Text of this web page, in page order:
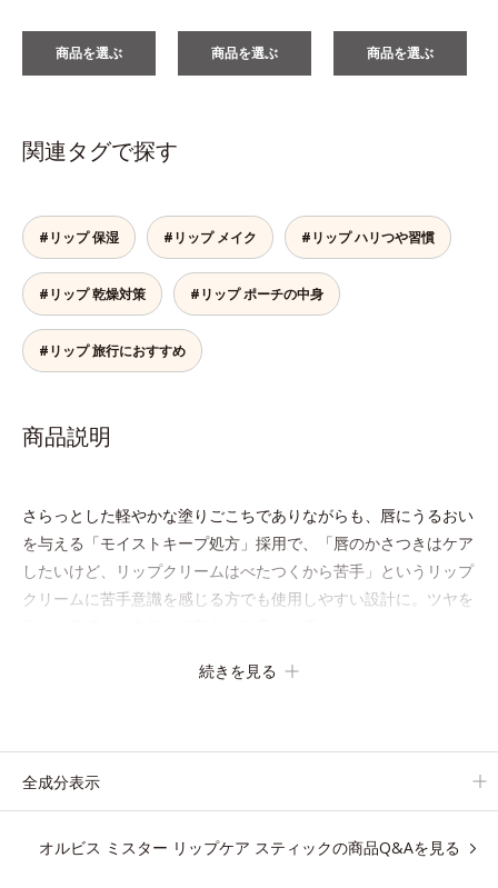
商品を選ぶ 商品を選ぶ 商品を選ぶ
関連タグで探す
#リップ 保湿 #リップ メイク #リップ ハリつや習慣
#リップ 乾燥対策 #リップ ポーチの中身
#リップ 旅行におすすめ
商品説明
さらっとした軽やかな塗りごこちでありながらも、唇にうるおい
を与える「モイストキープ処方」採用で、「唇のかさつきはケア
したいけど、リップクリームはべたつくから苦手」というリップ
クリームに苦手意識を感じる方でも使用しやすい設計に。ツヤを
らに、ミツロウ、ヒアルロン酸、コラーゲン配合で、唇にうるお
おいを与える保湿成分
続きを見る
全成分表示
オルビス ミスター リップケア スティックの商品Q&Aを見る